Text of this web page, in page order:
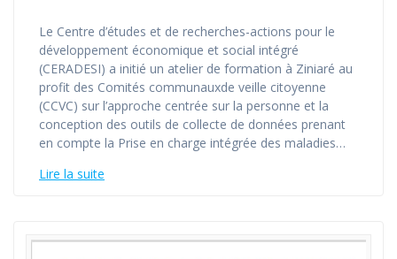
Le Centre d’études et de recherches-actions pour le
développement économique et social intégré
(CERADESI) a initié un atelier de formation à Ziniaré au
profit des Comités communauxde veille citoyenne
(CCVC) sur l’approche centrée sur la personne et la
conception des outils de collecte de données prenant
en compte la Prise en charge intégrée des maladies…
Lire la suite